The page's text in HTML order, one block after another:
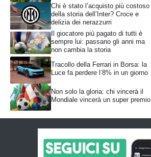
Chi è stato l’acquisto più costoso
della storia dell’Inter? Croce e
delizia dei nerazzurri
Il giocatore più pagato di tutti è
sempre lui: passano gli anni ma
non cambia la storia
Tracollo della Ferrari in Borsa: la
Luce fa perdere l’8% in un giorno
Non solo la gloria: chi vincerà il
Mondiale vincerà un super premio